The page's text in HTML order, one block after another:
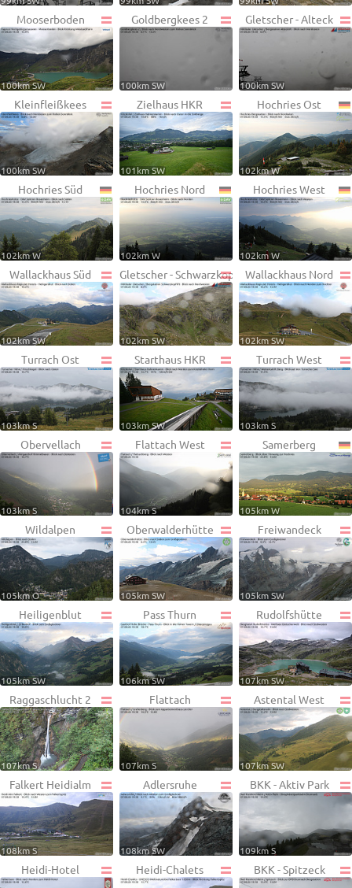
Mooserboden
100km SW
Goldbergkees 2
100km SW
Gletscher - Alteck
100km SW
Kleinfleißkees
100km SW
Zielhaus HKR
101km SW
Hochries Ost
102km W
Hochries Süd
102km W
Hochries Nord
102km W
Hochries West
102km W
Wallackhaus Süd
102km SW
Gletscher - Schwarzkopf
102km SW
Wallackhaus Nord
102km SW
Turrach Ost
103km S
Starthaus HKR
103km SW
Turrach West
103km S
Obervellach
103km S
Flattach West
104km S
Samerberg
105km W
Wildalpen
105km O
Oberwalderhütte
105km SW
Freiwandeck
105km SW
Heiligenblut
105km SW
Pass Thurn
106km SW
Rudolfshütte
107km SW
Raggaschlucht 2
107km S
Flattach
107km S
Astental West
107km SW
Falkert Heidialm
108km S
Adlersruhe
108km SW
BKK - Aktiv Park
109km S
Heidi-Hotel Heidi-Chalets BKK - Spitzeck